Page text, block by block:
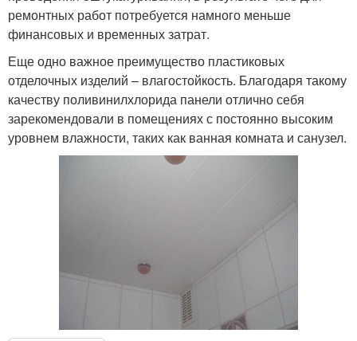
ремонтных работ потребуется намного меньше
финансовых и временных затрат.
Еще одно важное преимущество пластиковых
отделочных изделий – влагостойкость. Благодаря такому
качеству поливинилхлорида панели отлично себя
зарекомендовали в помещениях с постоянно высоким
уровнем влажности, таких как ванная комната и санузел.